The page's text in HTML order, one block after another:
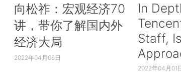
向松祚：宏观经济70
讲，带你了解国内外
经济大局
2022年04月06日
In
Staff,
2022年04月01